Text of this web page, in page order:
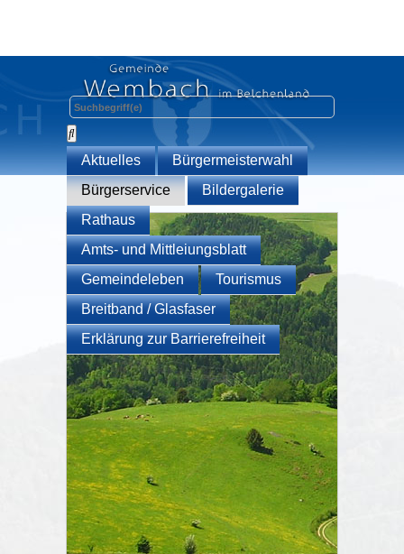
Aktuelles
Bürgermeisterwahl
Bürgerservice
Bildergalerie
Rathaus
Amts- und Mittleiungsblatt
Gemeindeleben
Tourismus
Breitband / Glasfaser
Erklärung zur Barrierefreiheit